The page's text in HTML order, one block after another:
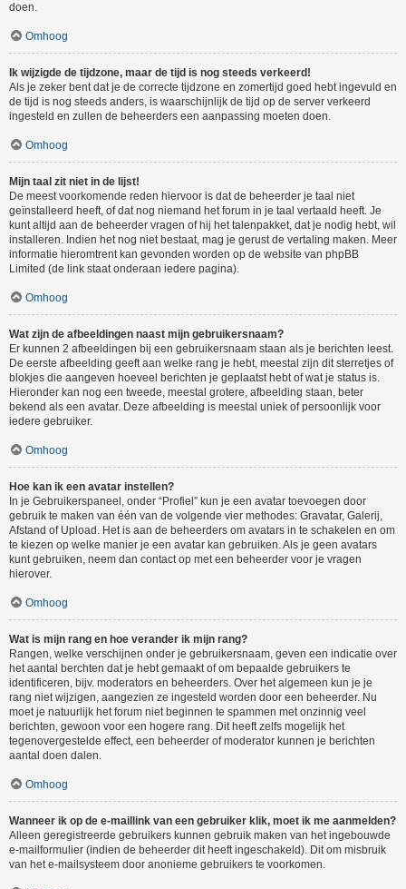
doen.
Omhoog
Ik wijzigde de tijdzone, maar de tijd is nog steeds verkeerd!
Als je zeker bent dat je de correcte tijdzone en zomertijd goed hebt ingevuld en
de tijd is nog steeds anders, is waarschijnlijk de tijd op de server verkeerd
ingesteld en zullen de beheerders een aanpassing moeten doen.
Omhoog
Mijn taal zit niet in de lijst!
De meest voorkomende reden hiervoor is dat de beheerder je taal niet
geïnstalleerd heeft, of dat nog niemand het forum in je taal vertaald heeft. Je
kunt altijd aan de beheerder vragen of hij het talenpakket, dat je nodig hebt, wil
installeren. Indien het nog niet bestaat, mag je gerust de vertaling maken. Meer
informatie hieromtrent kan gevonden worden op de website van phpBB
Limited (de link staat onderaan iedere pagina).
Omhoog
Wat zijn de afbeeldingen naast mijn gebruikersnaam?
Er kunnen 2 afbeeldingen bij een gebruikersnaam staan als je berichten leest.
De eerste afbeelding geeft aan welke rang je hebt, meestal zijn dit sterretjes of
blokjes die aangeven hoeveel berichten je geplaatst hebt of wat je status is.
Hieronder kan nog een tweede, meestal grotere, afbeelding staan, beter
bekend als een avatar. Deze afbeelding is meestal uniek of persoonlijk voor
iedere gebruiker.
Omhoog
Hoe kan ik een avatar instellen?
In je Gebruikerspaneel, onder “Profiel” kun je een avatar toevoegen door
gebruik te maken van één van de volgende vier methodes: Gravatar, Galerij,
Afstand of Upload. Het is aan de beheerders om avatars in te schakelen en om
te kiezen op welke manier je een avatar kan gebruiken. Als je geen avatars
kunt gebruiken, neem dan contact op met een beheerder voor je vragen
hierover.
Omhoog
Wat is mijn rang en hoe verander ik mijn rang?
Rangen, welke verschijnen onder je gebruikersnaam, geven een indicatie over
het aantal berchten dat je hebt gemaakt of om bepaalde gebruikers te
identificeren, bijv. moderators en beheerders. Over het algemeen kun je je
rang niet wijzigen, aangezien ze ingesteld worden door een beheerder. Nu
moet je natuurlijk het forum niet beginnen te spammen met onzinnig veel
berichten, gewoon voor een hogere rang. Dit heeft zelfs mogelijk het
tegenovergestelde effect, een beheerder of moderator kunnen je berichten
aantal doen dalen.
Omhoog
Wanneer ik op de e-maillink van een gebruiker klik, moet ik me aanmelden?
Alleen geregistreerde gebruikers kunnen gebruik maken van het ingebouwde
e-mailformulier (indien de beheerder dit heeft ingeschakeld). Dit om misbruik
van het e-mailsysteem door anonieme gebruikers te voorkomen.